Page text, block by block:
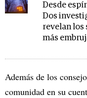
Desde
Dos
revelan los
más
Además de los
comunidad en su